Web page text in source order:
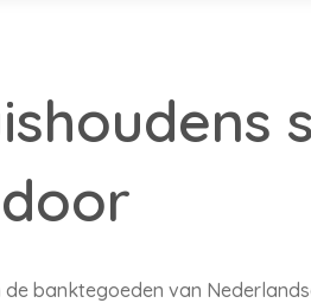
banktegoeden van